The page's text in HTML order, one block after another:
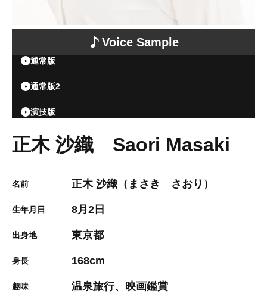
Voice Sample
通常版
通常版2
演技版
正木 沙織 Saori Masaki
名前 正木 沙織（まさき さおり）
生年月日 8月2日
出身地 東京都
身長 168cm
趣味 温泉旅行、映画鑑賞